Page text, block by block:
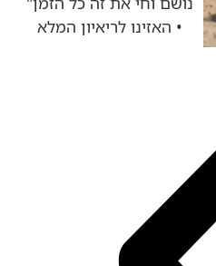
• האזינו לריאיון המלא